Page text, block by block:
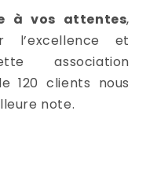
à vos attentes,
l’excellence et
association
120 clients nous
note.